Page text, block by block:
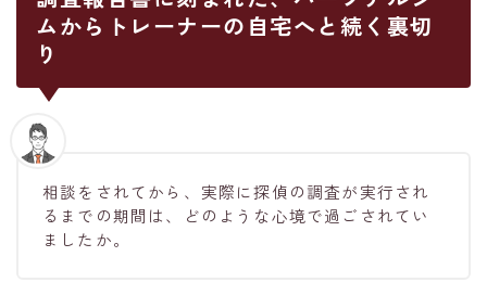
ムからトレーナーの自宅へと続く裏切
り
相談をされてから、実際に探偵の調査が実行され
るまでの期間は、どのような心境で過ごされてい
ましたか。